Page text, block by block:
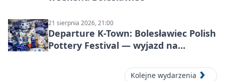
21 sierpnia 2026, 21:00
Departure K-Town: Bolesławiec Polish
Pottery Festival — wyjazd na
Kolejne wydarzenia